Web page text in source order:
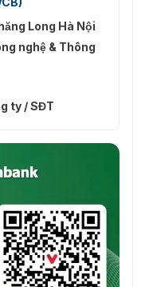
Long Hà Nội
nghệ & Thông
ty / SĐT